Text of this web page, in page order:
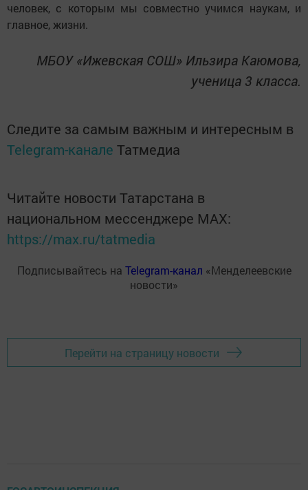
человек, с которым мы совместно учимся наукам, и
главное, жизни.
МБОУ «Ижевская СОШ» Ильзира Каюмова,
ученица 3 класса.
Следите за самым важным и интересным в
Telegram-канале Татмедиа
Читайте новости Татарстана в
национальном мессенджере MАХ:
https://max.ru/tatmedia
Подписывайтесь на Telegram-канал «Менделеевские
новости»
Перейти на страницу новости